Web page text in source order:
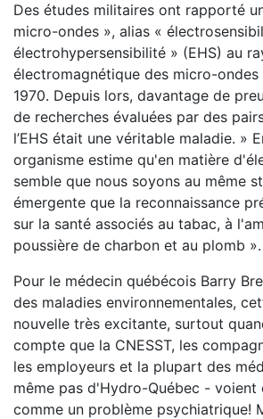
Des études militaires ont rapporté
micro-ondes », alias «
électrohypersensibilité » (EHS) au
électromagnétique des micro-ondes
1970. Depuis lors, davantage de
de recherches évaluées par des
l’EHS était une véritable maladie. »
organisme estime qu'en matière
semble que nous soyons au même
émergente que la reconnaissance
sur la santé associés au tabac, à
poussière de charbon et au plomb ».
Pour le médecin québécois Barry
des maladies environnementales,
nouvelle très excitante, surtout
compte que la CNESST, les
les employeurs et la plupart des
même pas d'Hydro-Québec - voient
comme un problème psychiatrique!